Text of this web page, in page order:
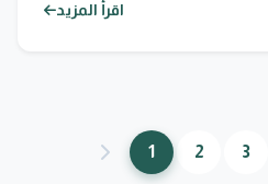
اقرأ المزيد
1 2 3